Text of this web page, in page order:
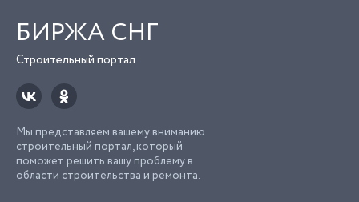
БИРЖА СНГ
Строительный портал
Мы представляем вашему вниманию
строительный портал, который
поможет решить вашу проблему в
области строительства и ремонта.